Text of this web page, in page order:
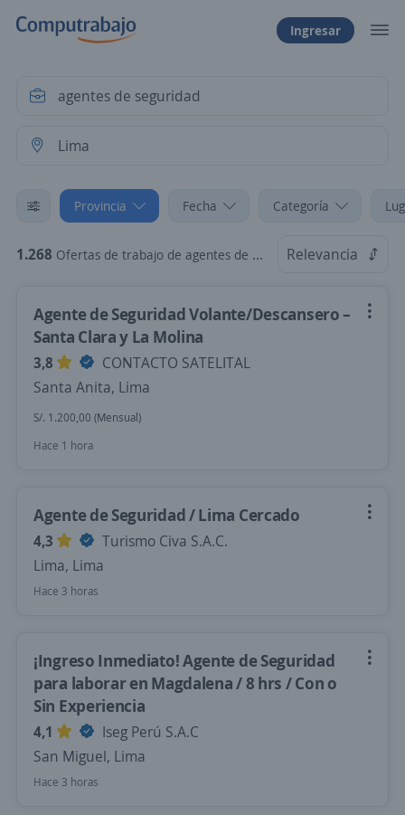
Ingresar
Provincia Fecha Categoría
1.268 Ofertas de trabajo de agentes de seguridad en Lima Relevancia
Agente de Seguridad Volante/Descansero –
Santa Clara y La Molina
3,8
CONTACTO SATELITAL
Santa Anita, Lima
S/. 1.200,00 (Mensual)
Hace 1 hora
Agente de Seguridad / Lima Cercado
4,3
Turismo Civa S.A.C.
Lima, Lima
Hace 3 horas
¡Ingreso Inmediato! Agente de Seguridad
para laborar en Magdalena / 8 hrs / Con o
Sin Experiencia
4,1
Iseg Perú S.A.C
San Miguel, Lima
Hace 3 horas